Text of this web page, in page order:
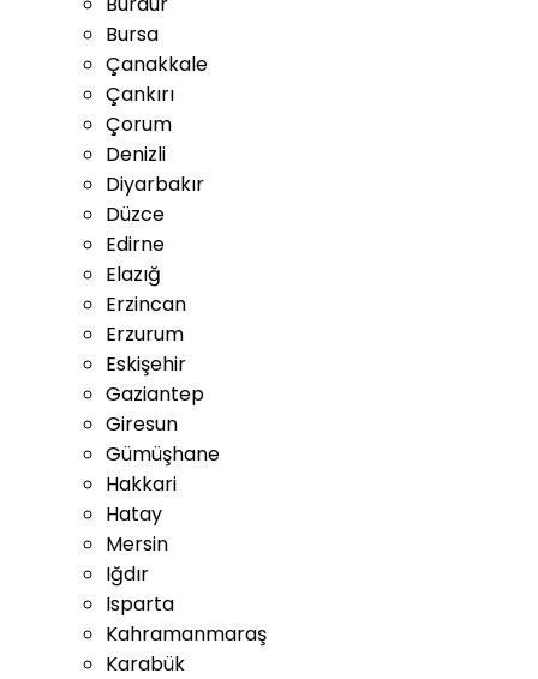
Bursa
Çanakkale
Çankırı
Çorum
Denizli
Diyarbakır
Düzce
Edirne
Elazığ
Erzincan
Erzurum
Eskişehir
Gaziantep
Giresun
Gümüşhane
Hakkari
Hatay
Mersin
Iğdır
Isparta
Kahramanmaraş
Karabük